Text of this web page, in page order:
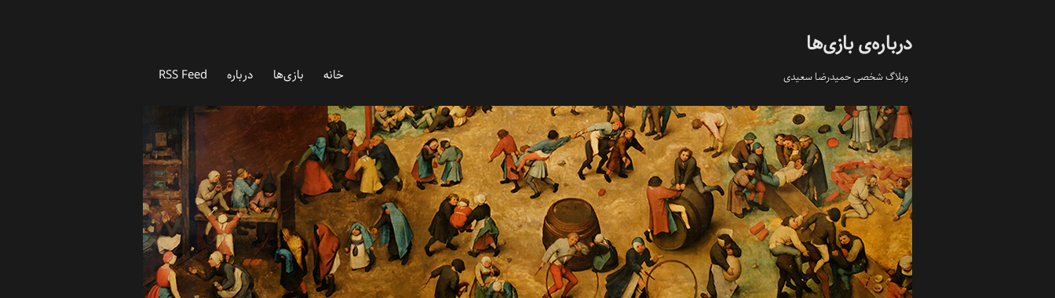
خانه بازی‌ها درباره‌ RSS Feed
درباره‌ی بازی‌ها
وبلاگ شخصی حمیدرضا سعیدی